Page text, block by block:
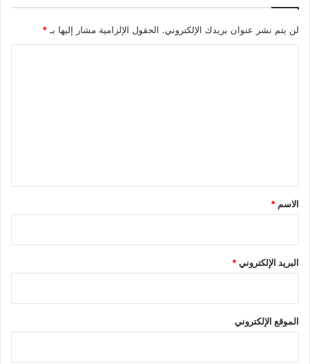
لن يتم نشر عنوان بريدك الإلكتروني. الحقول الإلزامية مشار إليها بـ *
*
الاسم *
البريد الإلكتروني*
الموقع الإلكتروني